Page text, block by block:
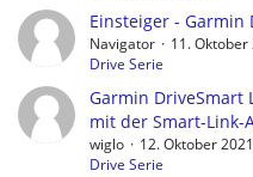
Einsteiger - Garmin
Navigator
11. Oktober
Drive Serie
Garmin DriveSmart
mit der Smart-Link-
wiglo
12. Oktober 2021
Drive Serie